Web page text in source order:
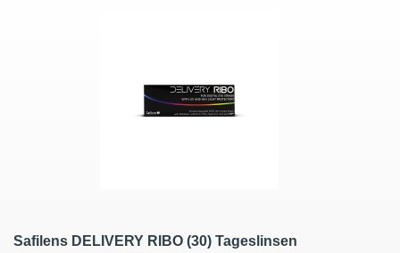
Safilens DELIVERY RIBO (30) Tageslinsen